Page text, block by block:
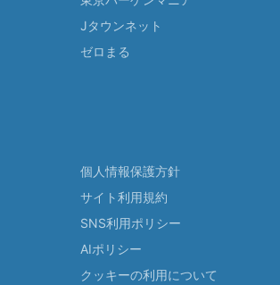
Jタウンネット
ゼロまる
個人情報保護方針
サイト利用規約
SNS利用ポリシー
AIポリシー
クッキーの利用について